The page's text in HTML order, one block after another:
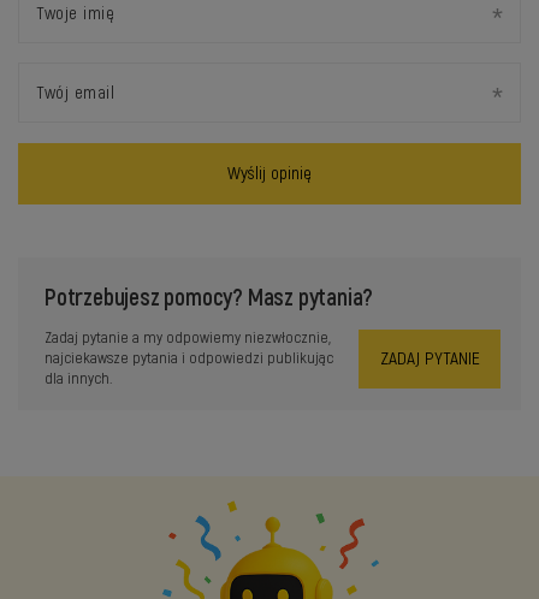
Twoje imię
Twój email
Wyślij opinię
Potrzebujesz pomocy? Masz pytania?
Zadaj pytanie a my odpowiemy niezwłocznie,
najciekawsze pytania i odpowiedzi publikując
dla innych.
ZADAJ PYTANIE